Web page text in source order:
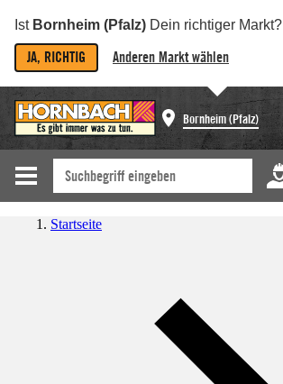
Ist Bornheim (Pfalz) Dein richtiger Markt?
JA, RICHTIG Anderen Markt wählen
Bornheim (Pfalz)
Startseite